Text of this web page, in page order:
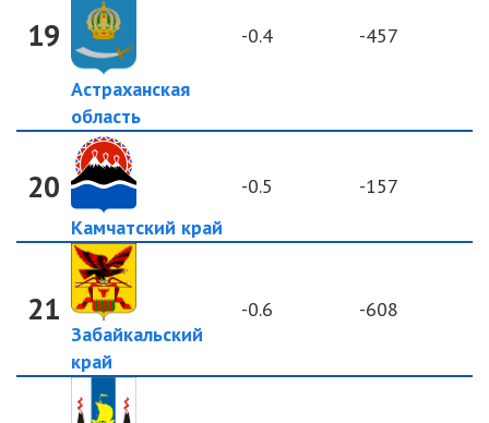
19
Астраханская
область
-0.4 -457
20
Камчатский край
-0.5 -157
21
Забайкальский
край
-0.6 -608